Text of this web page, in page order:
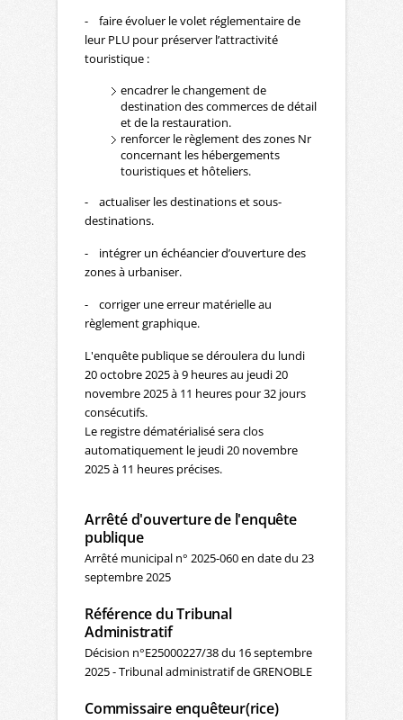
- faire évoluer le volet réglementaire de
leur PLU pour préserver l’attractivité
touristique :
encadrer le changement de
destination des commerces de détail
et de la restauration.
renforcer le règlement des zones Nr
concernant les hébergements
touristiques et hôteliers.
- actualiser les destinations et sous-
destinations.
- intégrer un échéancier d’ouverture des
zones à urbaniser.
- corriger une erreur matérielle au
règlement graphique.
L'enquête publique se déroulera du lundi
20 octobre 2025 à 9 heures au jeudi 20
novembre 2025 à 11 heures pour 32 jours
consécutifs.
Le registre dématérialisé sera clos
automatiquement le jeudi 20 novembre
2025 à 11 heures précises.
Arrêté d'ouverture de l'enquête
publique
Arrêté municipal n° 2025-060 en date du 23
septembre 2025
Référence du Tribunal
Administratif
Décision n°E25000227/38 du 16 septembre
2025 - Tribunal administratif de GRENOBLE
Commissaire enquêteur(rice)